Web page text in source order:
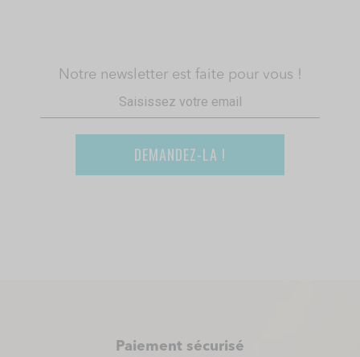
Notre newsletter est faite pour vous !
DEMANDEZ-LA !
Paiement sécurisé